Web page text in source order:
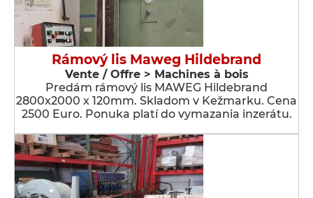
Rámový lis Maweg Hildebrand
Vente / Offre > Machines à bois
Predám rámový lis MAWEG Hildebrand
2800x2000 x 120mm. Skladom v Kežmarku. Cena
2500 Euro. Ponuka platí do vymazania inzerátu.